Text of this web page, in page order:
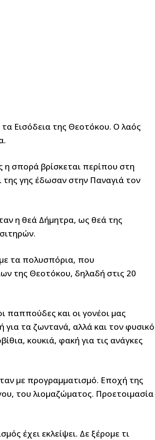
Εισόδεια της Θεοτόκου. Ο λαός
σπορά βρίσκεται περίπου στη
γης έδωσαν στην Παναγιά τον
η θεά Δήμητρα, ως θεά της
τα πολυσπόρια, που
της Θεοτόκου, δηλαδή στις 20
παππούδες και οι γονέοι μας
τα ζωντανά, αλλά και τον φυσικό
κουκιά, φακή για τις ανάγκες
με προγραμματισμό. Εποχή της
του λιομαζώματος. Προετοιμασία
έχει εκλείψει. Δε ξέρομε τι